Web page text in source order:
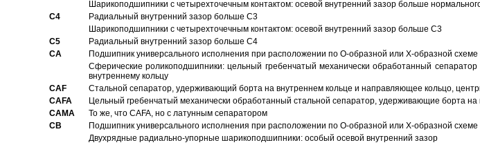
Шарикоподшипники с четырехточечным контактом: осевой внутренний зазор больше
C4
Pадиальный внутренний зазор больше C3
Шарикоподшипники с четырехточечным контактом: осевой внутренний зазор больше C3
C5
Pадиальный внутренний зазор больше C4
CA
Подшипник универсального исполнения при расположении по О-образной или Х-образной
Сферические роликоподшипники: цельный гребенчатый механически обработанный
внутреннему кольцу
CAF
Стальной сепаратор, удерживающий борта на внутреннем кольце и направляющее кольцо,
CAFA
Цельный гребенчатый механически обработанный стальной сепаратор, удерживающие борта
CAMA
То же, что CAFA, но с латунным сепаратором
CB
Подшипник универсального исполнения при расположении по О-образной или Х-образной
Двухрядные радиально-упорные шарикоподшипники: особый осевой внутренний зазор